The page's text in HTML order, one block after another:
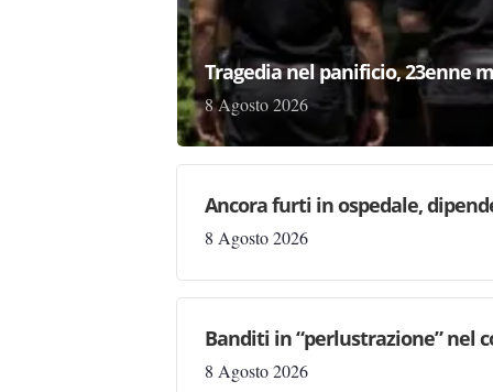
Tragedia nel panificio, 23enne
8 Agosto 2026
Ancora furti in ospedale,
8 Agosto 2026
Banditi in “perlustrazione” nel
8 Agosto 2026